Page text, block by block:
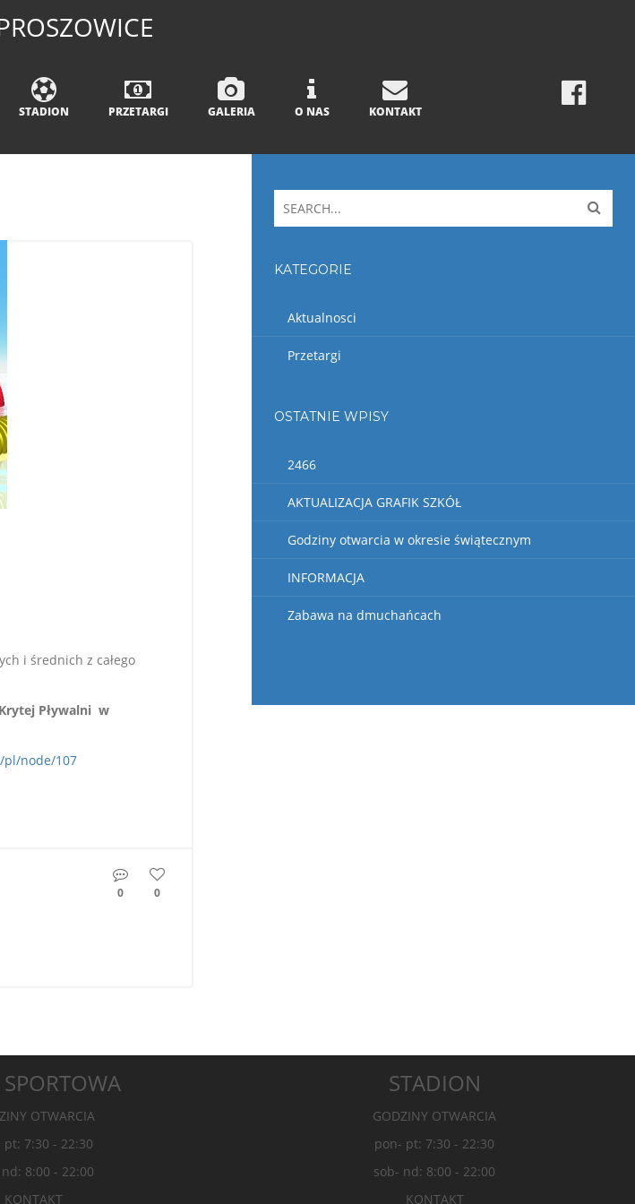
STADION PRZETARGI GALERIA O NAS KONTAKT
i średnich z całego
Pływalni w
pl/node/107
0 0
KATEGORIE
Aktualnosci
Przetargi
OSTATNIE WPISY
2466
AKTUALIZACJA GRAFIK SZKÓŁ
Godziny otwarcia w okresie świątecznym
INFORMACJA
Zabawa na dmuchańcach
OTWARCIA
pt: 7:30 - 22:30
8:00 - 22:00
KONTAKT
STADION
GODZINY OTWARCIA
pon- pt: 7:30 - 22:30
sob- nd: 8:00 - 22:00
KONTAKT